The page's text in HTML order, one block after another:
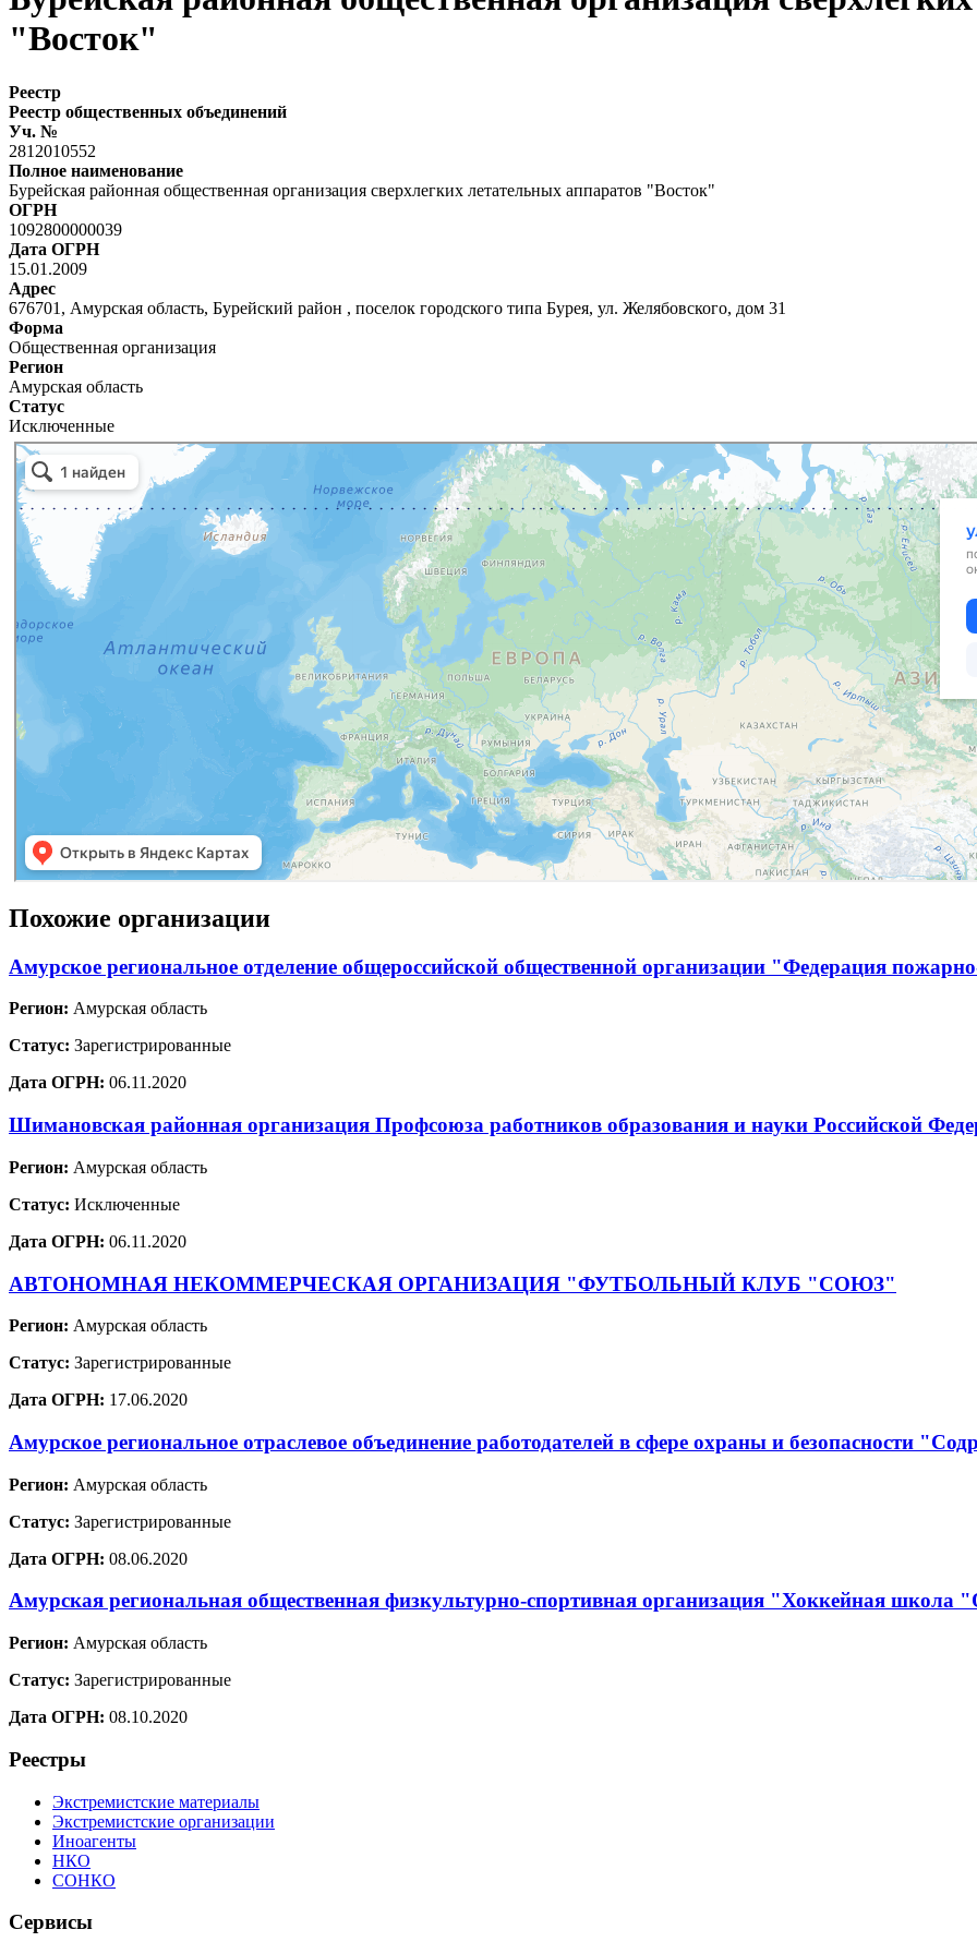
"Восток"
Реестр
Реестр общественных объединений
Уч. №
2812010552
Полное наименование
Бурейская районная общественная организация сверхлегких летательных аппаратов "Восток"
ОГРН
1092800000039
Дата ОГРН
15.01.2009
Адрес
676701, Амурская область, Бурейский район , поселок городского типа Бурея, ул. Желябовского, дом 31
Форма
Общественная организация
Регион
Амурская область
Статус
Исключенные
Похожие организации
Амурское региональное отделение общероссийской общественной организации "Федерация
Регион: Амурская область
Статус: Зарегистрированные
Дата ОГРН: 06.11.2020
Шимановская районная организация Профсоюза работников образования и науки Российской
Регион: Амурская область
Статус: Исключенные
Дата ОГРН: 06.11.2020
АВТОНОМНАЯ НЕКОММЕРЧЕСКАЯ ОРГАНИЗАЦИЯ "ФУТБОЛЬНЫЙ КЛУБ "СОЮЗ"
Регион: Амурская область
Статус: Зарегистрированные
Дата ОГРН: 17.06.2020
Амурское региональное отраслевое объединение работодателей в сфере охраны и безопасности
Регион: Амурская область
Статус: Зарегистрированные
Дата ОГРН: 08.06.2020
Амурская региональная общественная физкультурно-спортивная организация "Хоккейная школа
Регион: Амурская область
Статус: Зарегистрированные
Дата ОГРН: 08.10.2020
Реестры
Экстремистские материалы
Экстремистские организации
Иноагенты
НКО
СОНКО
Сервисы